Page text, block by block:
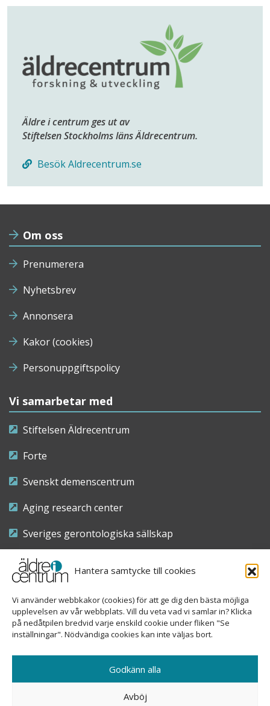
Hantera samtycke till cookies
Vi använder webbkakor (cookies) för att ge dig den bästa möjliga
upplevelsen av vår webbplats. Vill du veta vad vi samlar in? Klicka
på nedåtpilen bredvid varje enskild cookie under fliken "Se
inställningar". Nödvändiga cookies kan inte väljas bort.
Godkänn alla
Avböj
Äldre i centrum ges ut av
Stiftelsen Stockholms läns Äldrecentrum.
Besök Aldrecentrum.se
Om oss
Prenumerera
Nyhetsbrev
Annonsera
Kakor (cookies)
Personuppgiftspolicy
Vi samarbetar med
Stiftelsen Äldrecentrum
Forte
Svenskt demenscentrum
Aging research center
Sveriges gerontologiska sällskap
Riksföreningen för sjuksköterskor inom äldre- och
demensvård
Nationellt kompetenscentrum anhöriga
Sveavägen 155, 113 46 Stockholm